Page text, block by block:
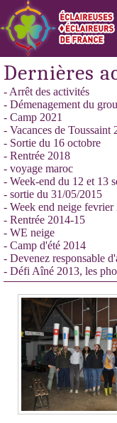
Dernières
- Arrêt des activités
- Démenagement du
- Camp 2021
- Vacances de Toussaint
- Sortie du 16 octobre
- Rentrée 2018
- voyage maroc
- Week-end du 12 et 13
- sortie du 31/05/2015
- Week end neige fevrier
- Rentrée 2014-15
- WE neige
- Camp d'été 2014
- Devenez responsable
- Défi Aîné 2013, les